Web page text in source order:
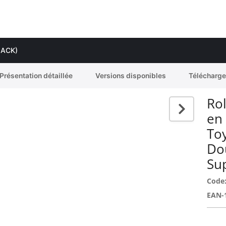
Présentation détaillée Versions disponibles
en
EAN-